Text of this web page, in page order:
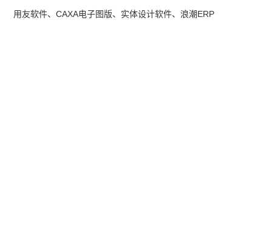
用友软件、CAXA电子图版、实体设计软件、浪潮ERP